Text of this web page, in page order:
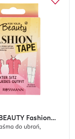
Fashion
do ubrań,